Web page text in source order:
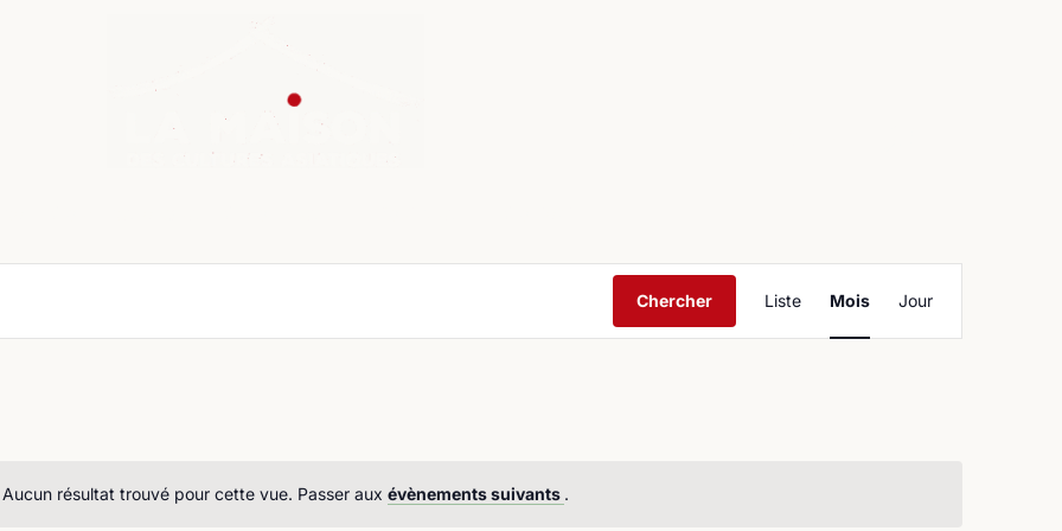
Aucun résultat trouvé pour cette vue. Passer aux évènements suivants .
Chercher
de
Liste Mois Jour